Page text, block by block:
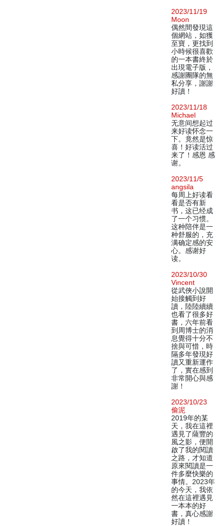
2023/11/19
Moon
偶然間發現這
個網站，如獲
至寶，更找到
小時候很喜歡
的一本書終於
出現電子版，
感謝團隊的無
私分享，謝謝
好讀！
2023/11/18
Michael
无意间想起过
来好读怀念一
下。竟然是惊
喜！好读活过
来了！感恩 感
谢。
2023/11/5
angsila
每周上好读看
看是否有新
书，这已经成
了一个习惯。
这种陪伴是一
种舒服的，充
满确定感的安
心。感谢好
读。
2023/10/30
Vincent
從武俠小說開
始接觸到好
讀，陸陸續續
也看了很多好
書，六年前看
到周博士的消
息覺得十分不
捨與可惜，時
隔多年發現好
讀又重新運作
了，實在感到
非常開心與感
謝！
2023/10/23
偷泥
2019年的某
天，我在這裡
遇見了薩豐的
風之影，便開
啟了我的閱讀
之路，才知道
原來閱讀是一
件多麼快樂的
事情。2023年
的今天，我依
然在這裡遇見
一本本的好
書，真心感謝
好讀！